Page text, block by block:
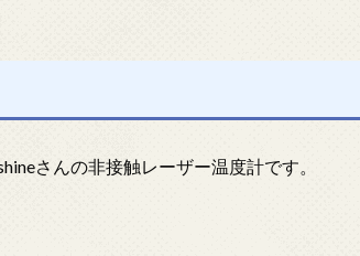
さんの非接触レーザー温度計です。